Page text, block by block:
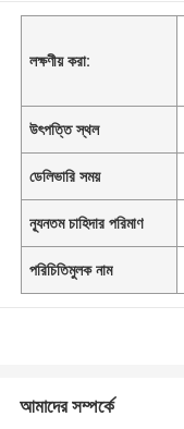
লক্ষণীয় করা:
উৎপত্তি স্থল
ডেলিভারি সময়
ন্যূনতম চাহিদার পরিমাণ
পরিচিতিমুলক নাম
আমাদের সম্পর্কে